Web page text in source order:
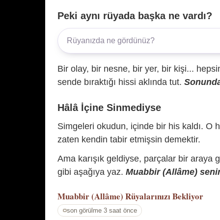
Peki aynı rüyada başka ne vardı?
Bir olay, bir nesne, bir yer, bir kişi...
sende bıraktığı hissi aklında tut.
Hâlâ İçine Sinmediyse
Simgeleri okudun, içinde bir his kaldı. O
zaten kendin tabir etmişsin demektir.
Ama karışık geldiyse, parçalar bir araya
gibi aşağıya yaz. Muabbir (Allâme)
Muabbir (Allâme) Rüyalarınızı Bekliyor
son görülme 3 saat önce